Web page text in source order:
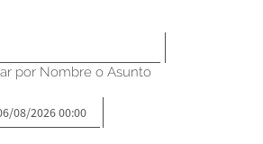
por Nombre o Asunto